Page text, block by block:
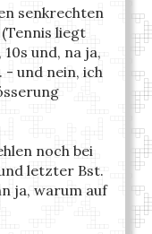
senkrechten
liegt
und, na ja,
- und nein, ich
noch bei
letzter Bst.
ja, warum auf